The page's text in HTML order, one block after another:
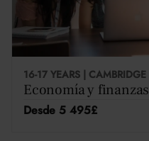
16-17 YEARS | CAMBRIDGE
Economía y finanzas
Desde 5 495£